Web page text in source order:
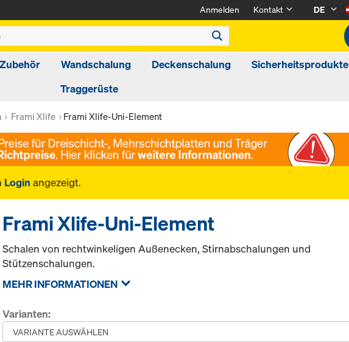
Anmelden Kontakt
DE
Wandschalung Deckenschalung
Sicherheitsprodukte
Traggerüste
Frami Xlife Frami Xlife-Uni-Element
Login angezeigt.
Frami Xlife-Uni-Element
Schalen von rechtwinkeligen Außenecken, Stirnabschalungen und
Stützenschalungen.
MEHR INFORMATIONEN
Varianten: